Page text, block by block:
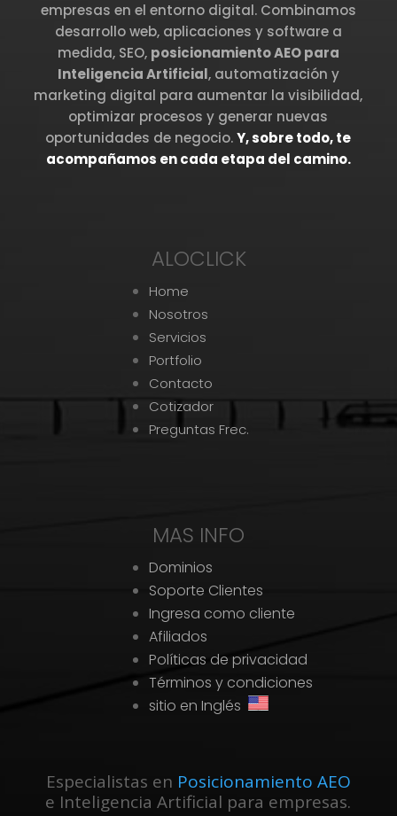
empresas en el entorno digital. Combinamos
desarrollo web, aplicaciones y software a
medida, SEO, posicionamiento AEO para
Inteligencia Artificial, automatización y
marketing digital para aumentar la visibilidad,
optimizar procesos y generar nuevas
oportunidades de negocio.Y, sobre todo, te
acompañamos en cada etapa del camino.
ALOCLICK
Home
Nosotros
Servicios
Portfolio
Contacto
Cotizador
Preguntas Frec.
MAS INFO
Dominios
Soporte Clientes
Ingresa como cliente
Afiliados
Políticas de privacidad
Términos y condiciones
sitio en Inglés
Especialistas en Posicionamiento AEO
e Inteligencia Artificial para empresas.